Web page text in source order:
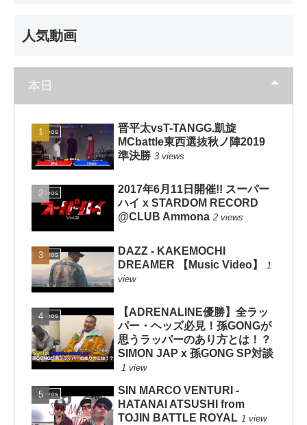
人気動画
本日
Videos
晋平太vsT-TANGG.凱旋
MCbattle東西選抜秋ノ陣2019
準決勝 3 views
Videos
2017年6月11日開催!! スーパー
ハイ x STARDOM RECORD
@CLUB Ammona 2 views
Videos
DAZZ - KAKEMOCHI
DREAMER 【Music Video】
1
view
Videos
【ADRENALINE優勝】全ラッ
パー・ヘッズ必見！孫GONGが
思うラッパーのあり方とは！？
SIMON JAP x 孫GONG SP対談
1 view
Videos
SIN MARCO VENTURI -
HATANAI ATSUSHI from
TOJIN BATTLE ROYAL 1 view